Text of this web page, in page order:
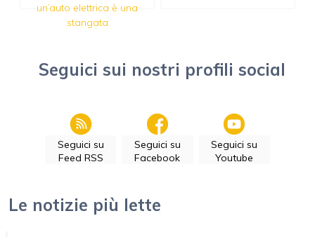
un’auto elettrica è una
stangata
Seguici sui nostri profili social
Seguici su
Feed RSS
Seguici su
Facebook
Seguici su
Youtube
Le notizie più lette